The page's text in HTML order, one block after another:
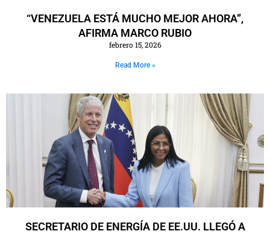
“VENEZUELA ESTÁ MUCHO MEJOR AHORA”,
AFIRMA MARCO RUBIO
febrero 15, 2026
Read More »
SECRETARIO DE ENERGÍA DE EE.UU. LLEGÓ A